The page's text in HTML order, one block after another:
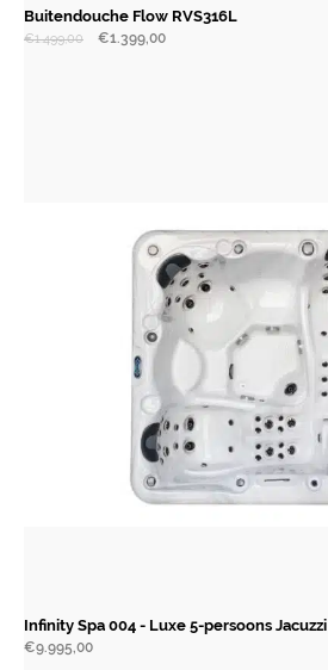
Buitendouche Flow RVS316L
€1.499,00 €1.399,00
Infinity Spa 004 - Luxe 5-persoons Jacuzzi
€9.995,00